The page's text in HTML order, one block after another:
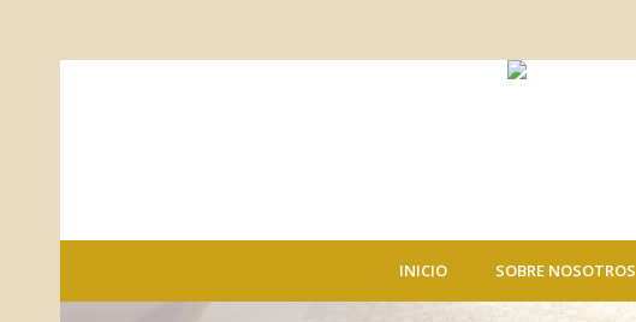
INICIO SOBRE NOSOTROS